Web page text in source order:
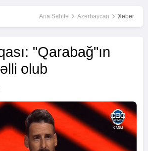
Ana Səhifə Azərbaycan Xəbər
"Qarabağ"ın
olub